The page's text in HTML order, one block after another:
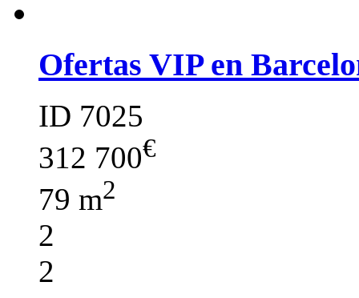
Ofertas VIP en
ID 7025
312 700€
79 m2
2
2